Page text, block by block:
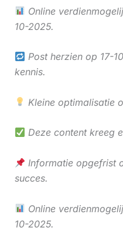
Online
10-2025.
Post herzien op 17-
kennis.
Kleine optimalisatie
Deze content kreeg
Informatie opgefrist
succes.
Online
10-2025.